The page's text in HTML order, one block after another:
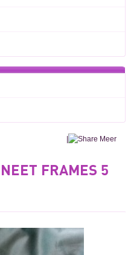
| Meer
FRAMES 5